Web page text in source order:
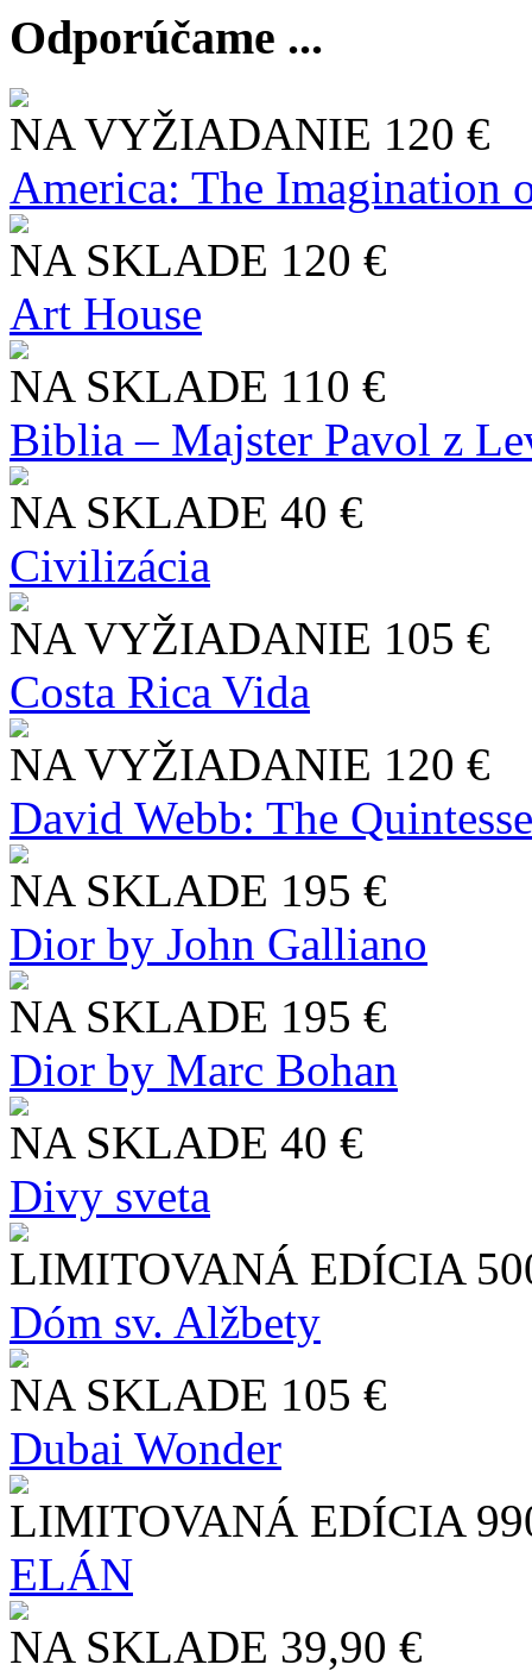
Odporúčame ...
NA VYŽIADANIE 120 €
America: The Imagination
NA SKLADE 120 €
Art House
NA SKLADE 110 €
Biblia – Majster Pavol z
NA SKLADE 40 €
Civilizácia
NA VYŽIADANIE 105 €
Costa Rica Vida
NA VYŽIADANIE 120 €
David Webb: The
NA SKLADE 195 €
Dior by John Galliano
NA SKLADE 195 €
Dior by Marc Bohan
NA SKLADE 40 €
Divy sveta
LIMITOVANÁ EDÍCIA
Dóm sv. Alžbety
NA SKLADE 105 €
Dubai Wonder
LIMITOVANÁ EDÍCIA
ELÁN
NA SKLADE 39,90 €